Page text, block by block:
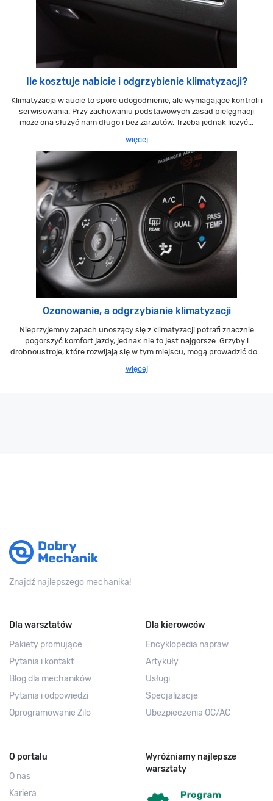
Ile kosztuje nabicie i odgrzybienie klimatyzacji?
Klimatyzacja w aucie to spore udogodnienie, ale wymagające kontroli i
serwisowania. Przy zachowaniu podstawowych zasad pielęgnacji
może ona służyć nam długo i bez zarzutów. Trzeba jednak liczyć...
więcej
Ozonowanie, a odgrzybianie klimatyzacji
Nieprzyjemny zapach unoszący się z klimatyzacji potrafi znacznie
pogorszyć komfort jazdy, jednak nie to jest najgorsze. Grzyby i
drobnoustroje, które rozwijają się w tym miejscu, mogą prowadzić do...
więcej
Znajdź najlepszego mechanika!
Dla warsztatów
Pakiety promujące
Pytania i kontakt
Blog dla mechaników
Pytania i odpowiedzi
Oprogramowanie Zilo
Dla kierowców
Encyklopedia napraw
Artykuły
Usługi
Specjalizacje
Ubezpieczenia OC/AC
O portalu
O nas
Kariera
Wyróżniamy najlepsze
warsztaty